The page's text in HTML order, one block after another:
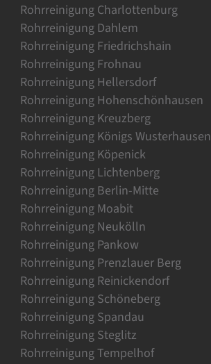
Rohrreinigung Charlottenburg
Rohrreinigung Dahlem
Rohrreinigung Friedrichshain
Rohrreinigung Frohnau
Rohrreinigung Hellersdorf
Rohrreinigung Hohenschönhausen
Rohrreinigung Kreuzberg
Rohrreinigung Königs Wusterhausen
Rohrreinigung Köpenick
Rohrreinigung Lichtenberg
Rohrreinigung Berlin-Mitte
Rohrreinigung Moabit
Rohrreinigung Neukölln
Rohrreinigung Pankow
Rohrreinigung Prenzlauer Berg
Rohrreinigung Reinickendorf
Rohrreinigung Schöneberg
Rohrreinigung Spandau
Rohrreinigung Steglitz
Rohrreinigung Tempelhof